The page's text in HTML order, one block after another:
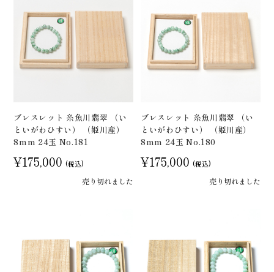
ブレスレット 糸魚川翡翠 （い
といがわひすい） （姫川産）
8mm 24玉 No.181
¥175,000 (税込)
売り切れました
ブレスレット 糸魚川翡翠 （い
といがわひすい） （姫川産）
8mm 24玉 No.180
¥175,000 (税込)
売り切れました